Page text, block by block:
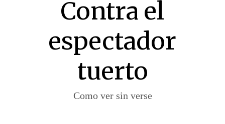
Contra el
espectador
tuerto
Como ver sin verse